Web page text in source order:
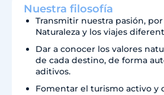
Nuestra filosofía
Transmitir nuestra pasión,
Naturaleza y los viajes
Dar a conocer los valores
de cada destino, de forma
aditivos.
Fomentar el turismo activo y